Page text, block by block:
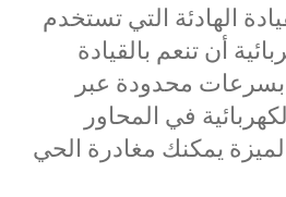
الهادئة التي تستخدم
أن تنعم بالقيادة
محدودة عبر
في المحاور
يمكنك مغادرة الحي